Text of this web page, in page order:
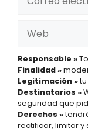
electrónico
Responsable »
Finalidad »
Legitimación »
Destinatarios »
seguridad que
Derechos »
rectificar, limitar y